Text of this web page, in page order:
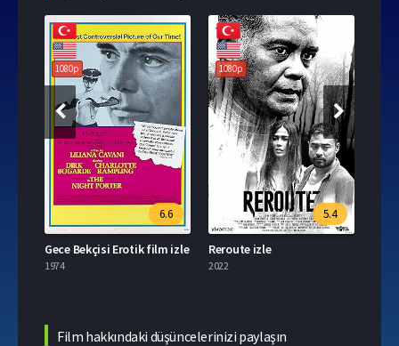
1080p
6.6
Gece Bekçisi Erotik film izle
1974
1080p
5.4
Reroute izle
2022
Film hakkındaki düşüncelerinizi paylaşın